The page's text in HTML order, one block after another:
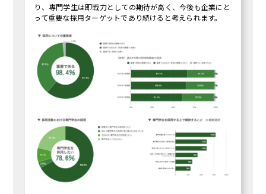
り、専門学生は即戦力としての期待が高く、今後も企業にと
って重要な採用ターゲットであり続けると考えられます。